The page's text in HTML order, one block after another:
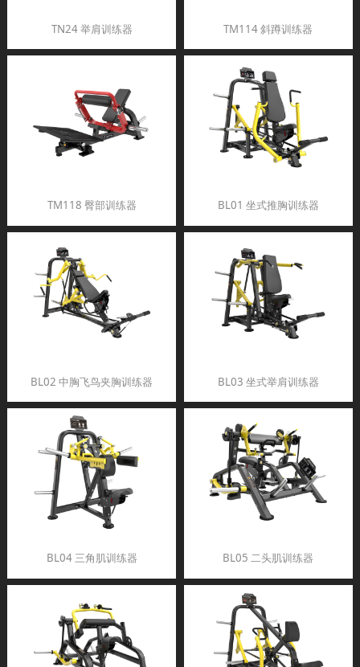
TN24 举肩训练器 TM114 斜蹲训练器
TM118 臀部训练器 BL01 坐式推胸训练器
BL02 中胸飞鸟夹胸训练器 BL03 坐式举肩训练器
BL04 三角肌训练器 BL05 二头肌训练器